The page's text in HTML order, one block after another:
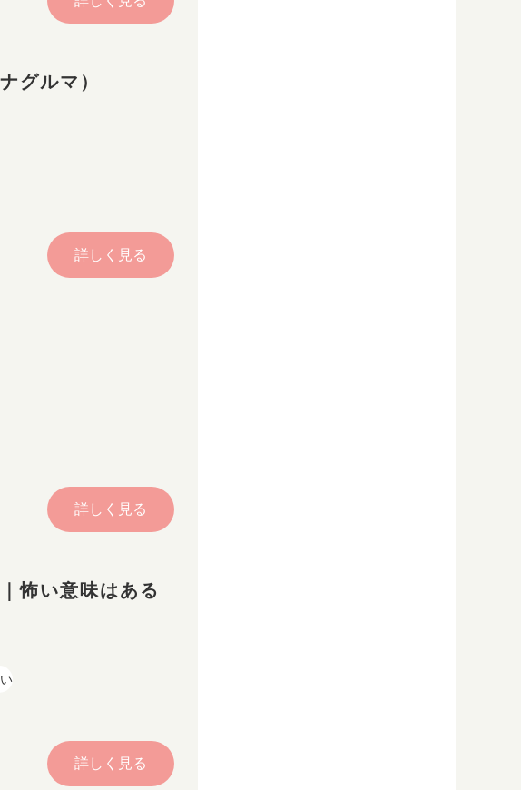
グルマ）
詳しく見る
詳しく見る
怖い意味はある
詳しく見る